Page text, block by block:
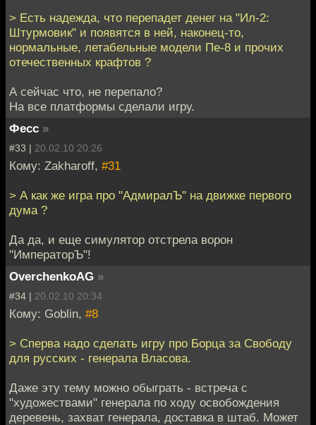
> Есть надежда, что перепадет денег на "Ил-2:
Штурмовик" и появятся в ней, наконец-то,
нормальные, летабельные модели Пе-8 и прочих
отечественных крафтов ?
А сейчас что, не перепало?
На все платформы сделали игру.
Фесс »
#33 | 20.02.10 20:26
Кому: Zakharoff, #31
> А как же игра про "АдмиралЪ" на движке первого
дума ?
Да да, и еще симулятор отстрела ворон
"ИмператорЪ"!
OverchenkoAG »
#34 | 20.02.10 20:34
Кому: Goblin, #8
> Сперва надо сделать игру про Борца за Свободу
для русских - генерала Власова.
Даже эту тему можно обыграть - встреча с
"художествами" генерала по ходу освобождения
деревень, захват генерала, доставка в штаб. Может